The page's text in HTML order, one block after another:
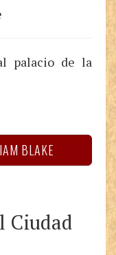
palacio de la
BLAKE
Ciudad